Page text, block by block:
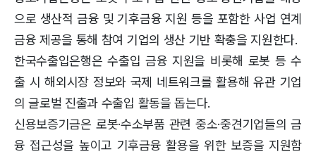
으로 생산적 금융 및 기후금융 지원 등을 포함한 사업 연계
금융 제공을 통해 참여 기업의 생산 기반 확충을 지원한다.
한국수출입은행은 수출입 금융 지원을 비롯해 로봇 등 수
출 시 해외시장 정보와 국제 네트워크를 활용해 유관 기업
의 글로벌 진출과 수출입 활동을 돕는다.
신용보증기금은 로봇·수소부품 관련 중소·중견기업들의 금
융 접근성을 높이고 기후금융 활용을 위한 보증을 지원함